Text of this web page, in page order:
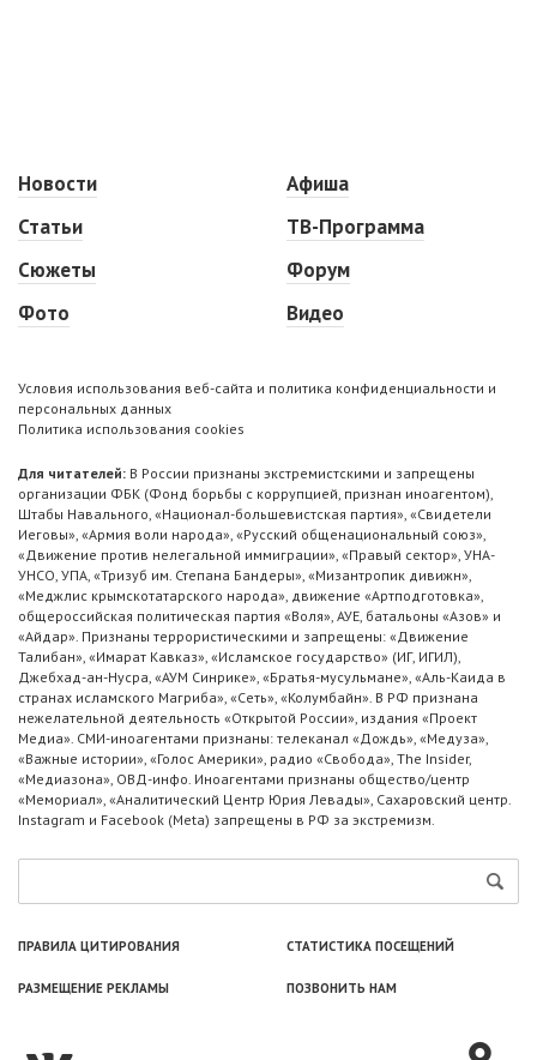
Новости
Статьи
Сюжеты
Фото
Афиша
ТВ-Программа
Форум
Видео
Условия использования веб-сайта и политика конфиденциальности и
персональных данных
Политика использования cookies
Для читателей: В России признаны экстремистскими и запрещены
организации ФБК (Фонд борьбы с коррупцией, признан иноагентом),
Штабы Навального, «Национал-большевистская партия», «Свидетели
Иеговы», «Армия воли народа», «Русский общенациональный союз»,
«Движение против нелегальной иммиграции», «Правый сектор», УНА-
УНСО, УПА, «Тризуб им. Степана Бандеры», «Мизантропик дивижн»,
«Меджлис крымскотатарского народа», движение «Артподготовка»,
общероссийская политическая партия «Воля», АУЕ, батальоны «Азов» и
«Айдар». Признаны террористическими и запрещены: «Движение
Талибан», «Имарат Кавказ», «Исламское государство» (ИГ, ИГИЛ),
Джебхад-ан-Нусра, «АУМ Синрике», «Братья-мусульмане», «Аль-Каида в
странах исламского Магриба», «Сеть», «Колумбайн». В РФ признана
нежелательной деятельность «Открытой России», издания «Проект
Медиа». СМИ-иноагентами признаны: телеканал «Дождь», «Медуза»,
«Важные истории», «Голос Америки», радио «Свобода», The Insider,
«Медиазона», ОВД-инфо. Иноагентами признаны общество/центр
«Мемориал», «Аналитический Центр Юрия Левады», Сахаровский центр.
Instagram и Facebook (Metа) запрещены в РФ за экстремизм.
ПРАВИЛА ЦИТИРОВАНИЯ СТАТИСТИКА ПОСЕЩЕНИЙ
РАЗМЕЩЕНИЕ РЕКЛАМЫ ПОЗВОНИТЬ НАМ